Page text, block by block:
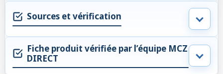
Sources et vérification
Fiche produit vérifiée par l’équipe MCZ
DIRECT